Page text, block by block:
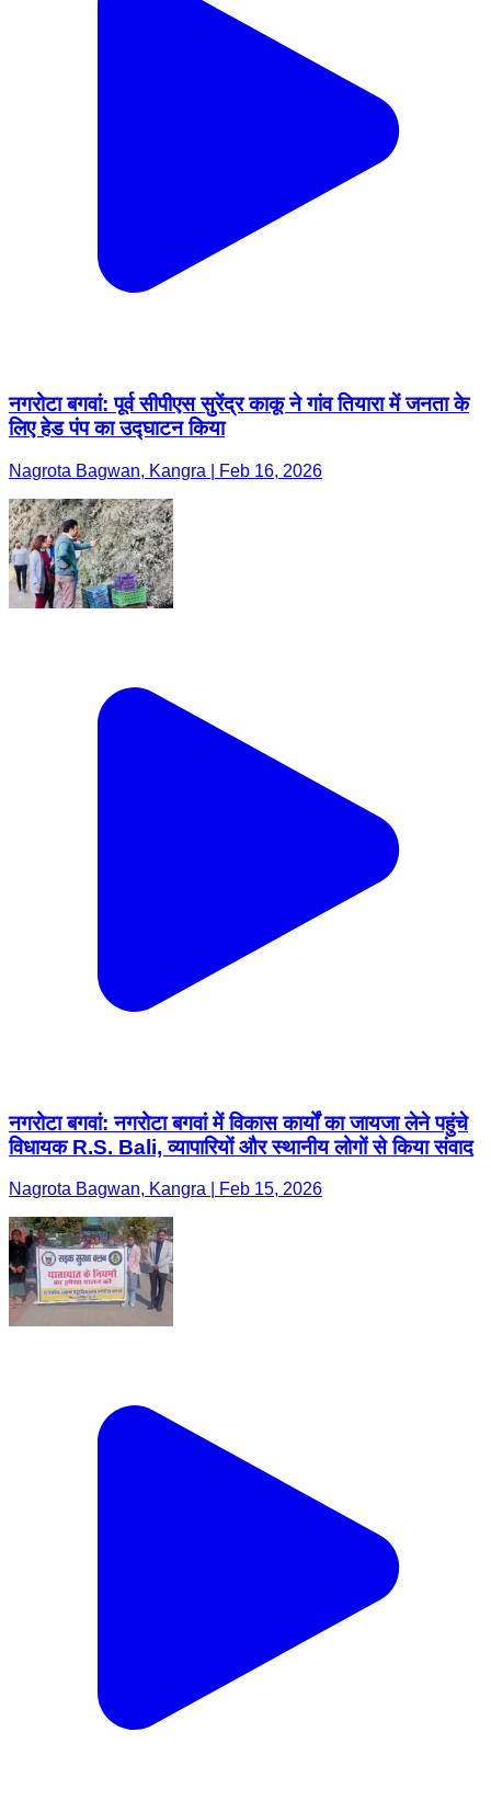
नगरोटा बगवां: पूर्व सीपीएस सुरेंद्र काकू ने गांव तियारा में जनता के
लिए हेड पंप का उद्घाटन किया
Nagrota Bagwan, Kangra | Feb 16, 2026
नगरोटा बगवां: नगरोटा बगवां में विकास कार्यों का जायजा लेने पहुंचे
विधायक R.S. Bali, व्यापारियों और स्थानीय लोगों से किया संवाद
Nagrota Bagwan, Kangra | Feb 15, 2026